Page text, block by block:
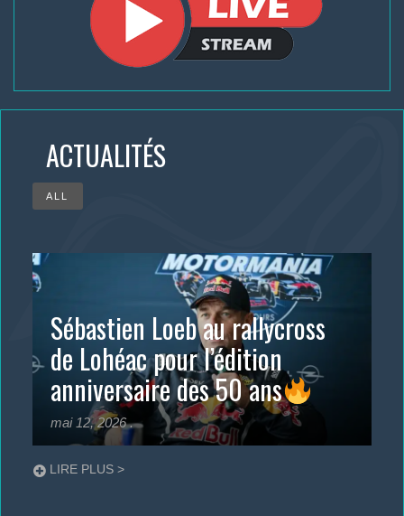
ACTUALITÉS
ALL
Sébastien Loeb au rallycross
de Lohéac pour l’édition
anniversaire des 50 ans
mai 12, 2026 .
LIRE PLUS >